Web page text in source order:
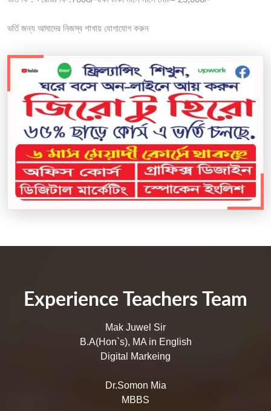
ভর্তি জন্য আমাদের নিজস্ব শাখায় যোগাযোগ করুন
Experience Teachers Team
Mak Juwel Sir
B.A(Hon`s), MA in English
Digital Markeing
Dr.Somon Mia
MBBS